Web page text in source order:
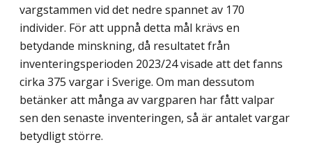
vargstammen vid det nedre spannet av 170
individer. För att uppnå detta mål krävs en
betydande minskning, då resultatet från
inventeringsperioden 2023/24 visade att det fanns
cirka 375 vargar i Sverige. Om man dessutom
betänker att många av vargparen har fått valpar
sen den senaste inventeringen, så är antalet vargar
betydligt större.